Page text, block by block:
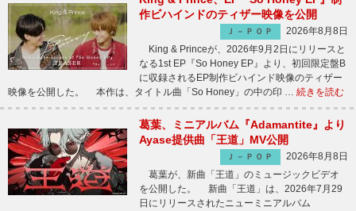
作ビハインドのティザー映像を公開
Ｊ－ＰＯＰ
2026年8月8日
King & Princeが、2026年9月2日にリリースと
なる1st EP『So Honey EP』より、初回限定盤B
に収録されるEP制作ビハインド映像のティザー
映像を公開した。 本作は、タイトル曲「So Honey」の中の印 … 続きを読む
葛葉、ミニアルバム『Adamantite』より
Ayase提供曲「王道」MV公開
Ｊ－ＰＯＰ
2026年8月8日
葛葉が、新曲「王道」のミュージックビデオ
を公開した。 新曲「王道」は、2026年7月29
日にリリースされたニューミニアルバム